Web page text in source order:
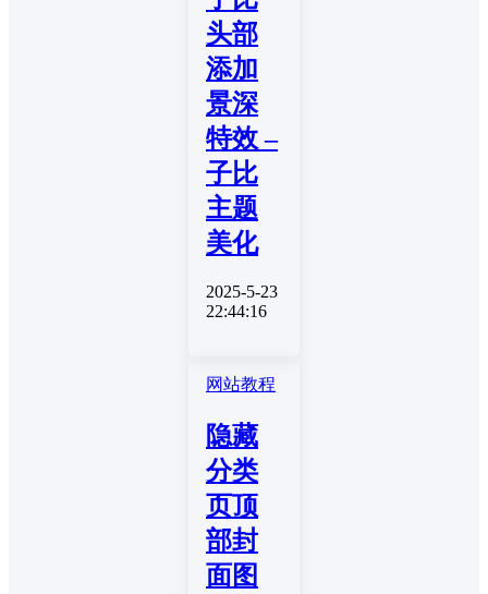
头部
添加
景深
特效 –
子比
主题
美化
2025-5-23
22:44:16
网站教程
隐藏
分类
页顶
部封
面图